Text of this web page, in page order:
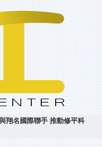
翔名國際聯手 推動修平科